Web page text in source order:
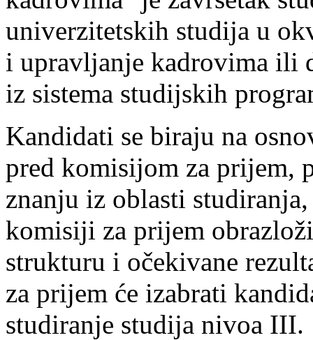
univerzitetskih studija u
i upravljanje kadrovima ili
iz sistema studijskih
Kandidati se biraju na
pred komisijom za prijem,
znanju iz oblasti
komisiji za prijem
strukturu i očekivane
za prijem će izabrati
studiranje studija nivoa III.